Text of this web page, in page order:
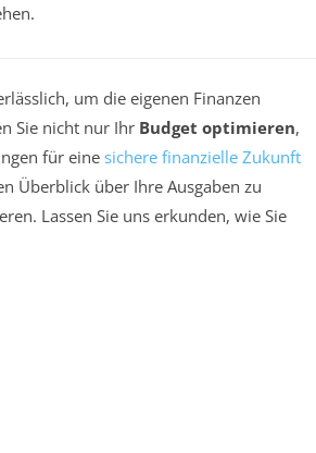
um die eigenen Finanzen
Sie nicht nur Ihr Budget optimieren,
für einesichere finanzielle Zukunft
Überblick über Ihre Ausgaben zu
Lassen Sie uns erkunden, wie Sie